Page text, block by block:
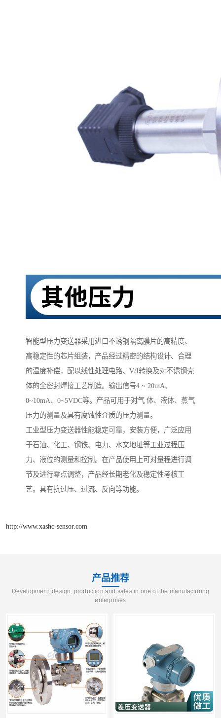
智能型压力变送器采用进口不诱钢隔离膜片的高精度、
高稳定性的芯片组装，产品经过精密的结构设计、合理
的温度补偿，配以线性处理电路、V/I转换及对不诱钢壳
体的全密封焊接工艺制造。输出信号4 ~ 20mA、
0~10mA、0~5VDC等。产品可用于对气 体、液体、蒸气
压力的测量及具有腐蚀性介质的压力测量。
工业型压力变送器性能稳定可靠，安装方便，广泛应用
于石油、化工、钢铁、电力、水文地址等工业过程压
力、液位的测量和控制。在产品使用上可对量程进行调
节及进行零点调整，产品经长期老化及稳定性考核工
艺。具有抗过压、过流、反向等功能。
http://www.xashc-sensor.com
产品推荐
Development, design, production and sales in one of the manufacturing
enterprises